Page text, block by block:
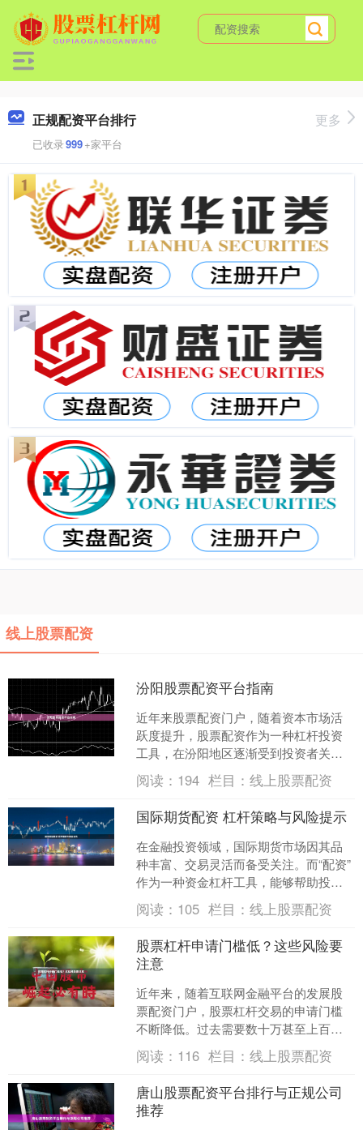
正规配资平台排行
已收录999+家平台
更多
线上股票配资
汾阳股票配资平台指南
近年来股票配资门户，随着资本市场活
跃度提升，股票配资作为一种杠杆投资
工具，在汾阳地区逐渐受到投资者关
注。然而，配资行业鱼龙混杂，如何选
择合规平台、合理控制风险，....
阅读： 194 栏目：线上股票配资
国际期货配资 杠杆策略与风险提示
在金融投资领域，国际期货市场因其品
种丰富、交易灵活而备受关注。而“配资”
作为一种资金杠杆工具，能够帮助投资
者以较少的自有资金撬动更大规模的交
易。本文将深入探讨国....
阅读： 105 栏目：线上股票配资
股票杠杆申请门槛低？这些风险要
注意
近年来，随着互联网金融平台的发展股
票配资门户，股票杠杆交易的申请门槛
不断降低。过去需要数十万甚至上百万
资金才能参与的杠杆交易，如今一些平
台仅需几千元即可开通。这....
阅读： 116 栏目：线上股票配资
唐山股票配资平台排行与正规公司
推荐